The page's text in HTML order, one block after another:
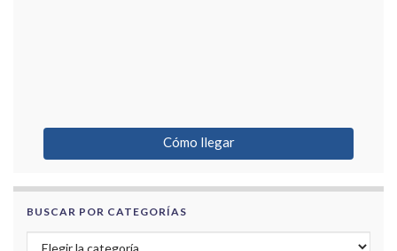
Cómo llegar
BUSCAR POR CATEGORÍAS
Buscar por categorías